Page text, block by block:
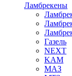
Ламбрекены
Газель
NEXT
KAM
МАЗ